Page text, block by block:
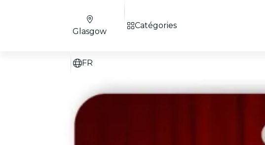
Glasgow
FR
Catégories